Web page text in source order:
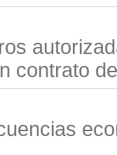
contrato